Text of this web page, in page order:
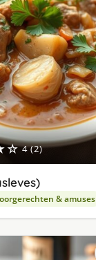
4 (2)
& amuses